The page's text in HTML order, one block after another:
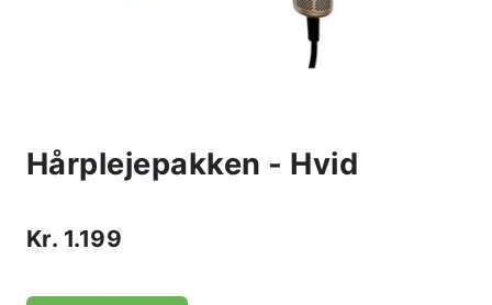
Hårplejepakken - Hvid
Kr. 1.199